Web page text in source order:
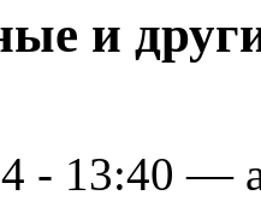
и
- 13:40 —